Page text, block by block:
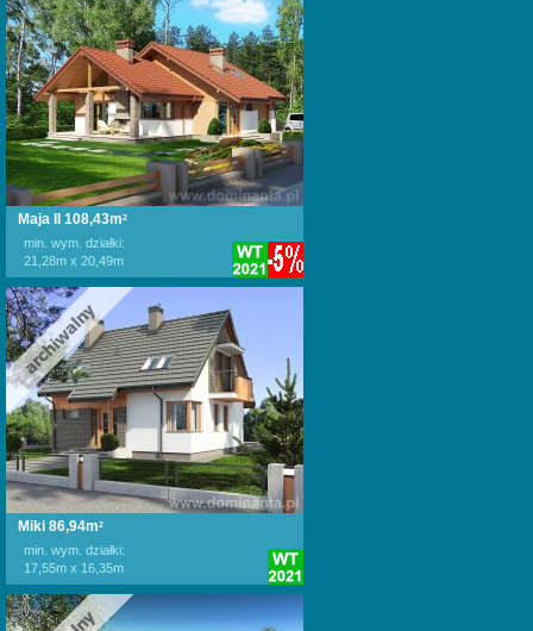
Maja II 108,43m2
min. wym. działki:
21,28m x 20,49m
Miki 86,94m2
min. wym. działki:
17,55m x 16,35m